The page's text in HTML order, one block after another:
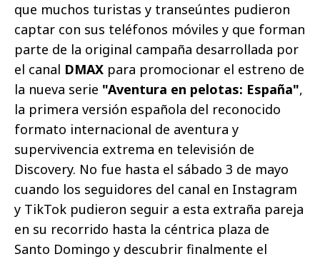
que muchos turistas y transeúntes pudieron
captar con sus teléfonos móviles y que forman
parte de la original campaña desarrollada por
el canal DMAX para promocionar el estreno de
la nueva serie "Aventura en pelotas: España",
la primera versión española del reconocido
formato internacional de aventura y
supervivencia extrema en televisión de
Discovery. No fue hasta el sábado 3 de mayo
cuando los seguidores del canal en Instagram
y TikTok pudieron seguir a esta extraña pareja
en su recorrido hasta la céntrica plaza de
Santo Domingo y descubrir finalmente el